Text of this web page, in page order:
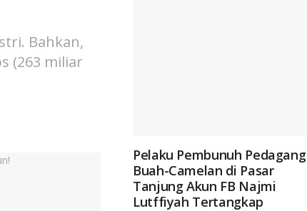
Bahkan,
(263 miliar
Pelaku Pembunuh Pedagang
Buah-Camelan di Pasar
Tanjung Akun FB Najmi
Lutffiyah Tertangkap